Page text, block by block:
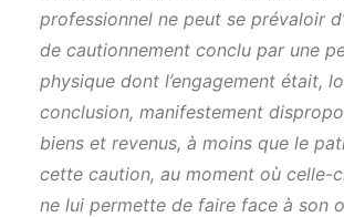
professionnel ne peut se prévaloir
de cautionnement conclu par une
physique dont l’engagement était,
conclusion, manifestement
biens et revenus, à moins que le
cette caution, au moment où celle-
ne lui permette de faire face à son